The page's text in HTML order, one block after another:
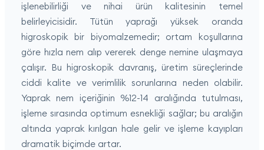
işlenebilirliği ve nihai ürün kalitesinin temel
belirleyicisidir. Tütün yaprağı yüksek oranda
higroskopik bir biyomalzemedir; ortam koşullarına
göre hızla nem alıp vererek denge nemine ulaşmaya
çalışır. Bu higroskopik davranış, üretim süreçlerinde
ciddi kalite ve verimlilik sorunlarına neden olabilir.
Yaprak nem içeriğinin %12-14 aralığında tutulması,
işleme sırasında optimum esnekliği sağlar; bu aralığın
altında yaprak kırılgan hale gelir ve işleme kayıpları
dramatik biçimde artar.